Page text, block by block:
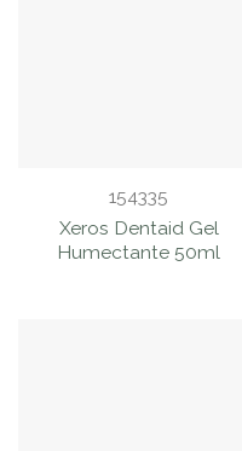
154335
Xeros Dentaid Gel
Humectante 50ml